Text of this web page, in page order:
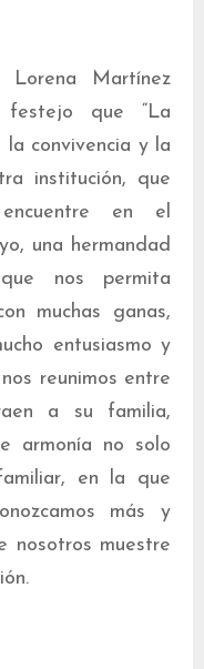
Martínez
festejo que “La
convivencia y la
institución, que
en el
una hermandad
nos permita
muchas ganas,
entusiasmo y
reunimos entre
a su familia,
armonía no solo
en la que
más y
nosotros muestre